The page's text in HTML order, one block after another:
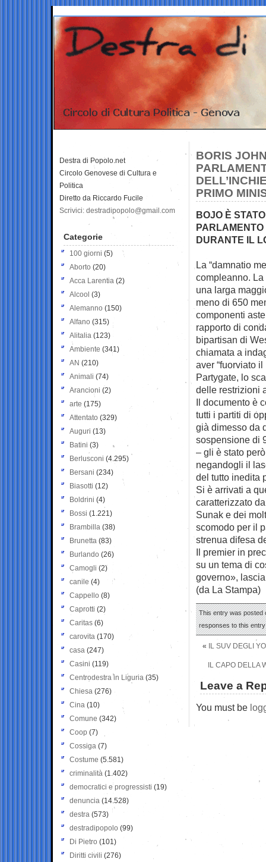
BORIS
PRIMO
BOJO È
DURANTE IL
La “damnatio
compleanno.
una larga
meno di 650
componenti
rapporto di
bipartisan di
chiamata a
aver “fuorviato
Partygate, lo
delle restrizioni
Il documento è
tutti i partiti di
già dimesso da
sospensione di
– gli è stato
negandogli il
del tutto inedita
Si è arrivati a
caratterizzato
Sunak e dei
scomodo per il
strenua difesa
Il premier in
su un tema di
governo»,
(da La Stampa)
This entry was posted
responses to this
« IL SUV DEGLI
IL CAPO DELLA
Leave a
You must be
Destra di Popolo.net
Circolo Genovese di Cultura e
Politica
Diretto da Riccardo Fucile
Scrivici: destradipopolo@gmail.com
Categorie
100 giorni (5)
Aborto (20)
Acca Larentia (2)
Alcool (3)
Alemanno (150)
Alfano (315)
Alitalia (123)
Ambiente (341)
AN (210)
Animali (74)
Arancioni (2)
arte (175)
Attentato (329)
Auguri (13)
Batini (3)
Berlusconi (4.295)
Bersani (234)
Biasotti (12)
Boldrini (4)
Bossi (1.221)
Brambilla (38)
Brunetta (83)
Burlando (26)
Camogli (2)
canile (4)
Cappello (8)
Caprotti (2)
Caritas (6)
carovita (170)
casa (247)
Casini (119)
Centrodestra in Liguria (35)
Chiesa (276)
Cina (10)
Comune (342)
Coop (7)
Cossiga (7)
Costume (5.581)
criminalità (1.402)
democratici e progressisti (19)
denuncia (14.528)
destra (573)
destradipopolo (99)
Di Pietro (101)
Diritti civili (276)